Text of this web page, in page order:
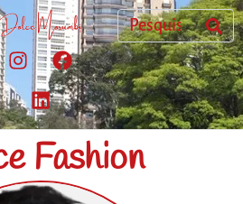
Fashion